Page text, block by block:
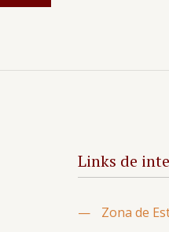
Links de
—
Zona de